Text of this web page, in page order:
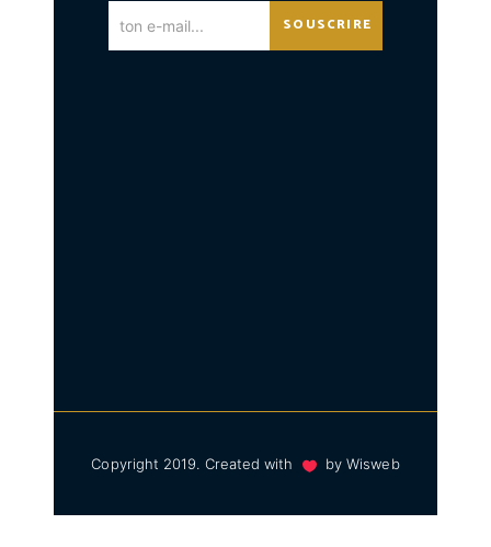
SOUSCRIRE
Copyright 2019. Created with byWisweb